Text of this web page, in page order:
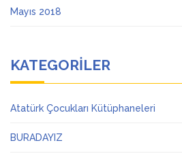
Mayıs 2018
KATEGORILER
Atatürk Çocukları Kütüphaneleri
BURADAYIZ